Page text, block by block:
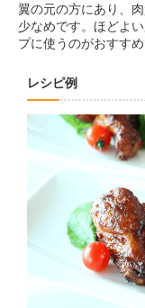
翼の元の方にあり、
少なめです。ほどよ
プに使うのがおすすめ
レシピ例